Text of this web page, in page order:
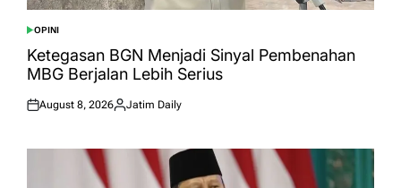
POSTED
IN
OPINI
Ketegasan BGN Menjadi Sinyal Pembenahan
MBG Berjalan Lebih Serius
Posted
August 8, 2026
Posted
Jatim Daily